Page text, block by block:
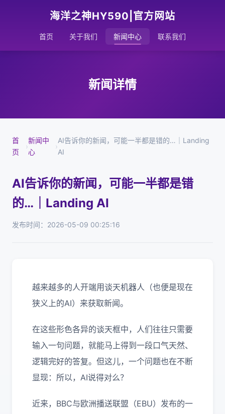
海洋之神HY590|官方网站
首页 关于我们 新闻中心 联系我们
新闻详情
首
页
›
新闻中
心
›
AI告诉你的新闻，可能一半都是错的…｜Landing
AI
AI告诉你的新闻，可能一半都是错
的…｜Landing AI
发布时间：2026-05-09 00:25:16
越来越多的人开端用谈天机器人（也便是现在
狭义上的AI）来获取新闻。
在这些形色各异的谈天框中，人们往往只需要
输入一句问题，就能马上得到一段口气天然、
逻辑完好的答复。但这儿，一个问题也在不断
显现：所以，AI说得对么？
近来，BBC与欧洲播送联盟（EBU）发布的一